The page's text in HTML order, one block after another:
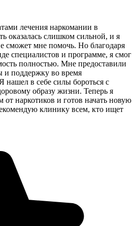
лечения наркомании в
оказалась слишком сильной, и я
сможет мне помочь. Но благодаря
специалистов и программе, я смог
полностью. Мне предоставили
и поддержку во время
нашел в себе силы бороться с
образу жизни. Теперь я
от наркотиков и готов начать новую
клинику всем, кто ищет